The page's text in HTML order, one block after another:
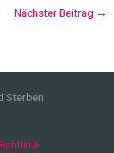
Nächster Beitrag →
Sterben